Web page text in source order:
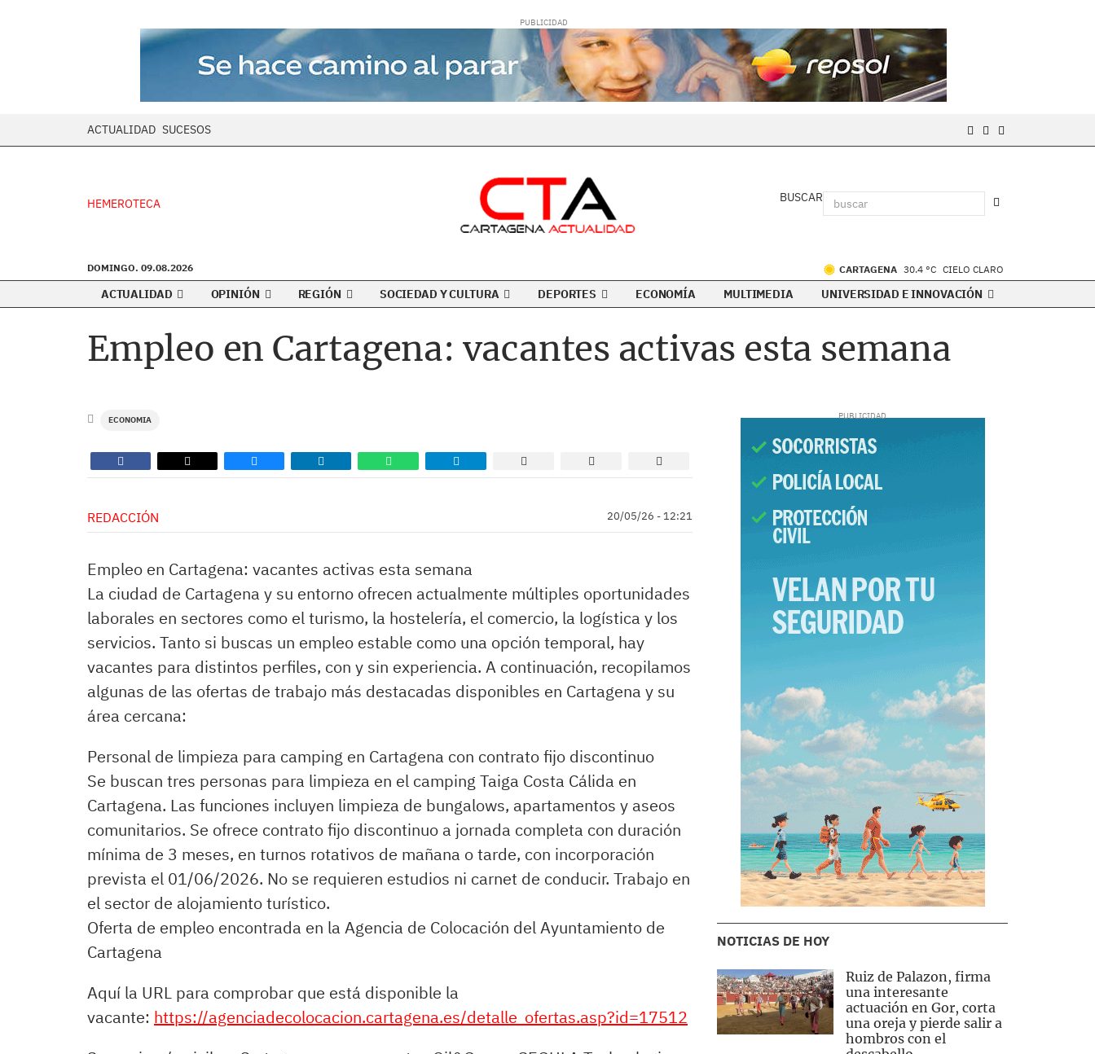
ACTUALIDAD SUCESOS
HEMEROTECA BUSCAR
DOMINGO. 09.08.2026 CARTAGENA 30.4 °C CIELO CLARO
ACTUALIDAD OPINIÓN REGIÓN SOCIEDAD Y CULTURA DEPORTES ECONOMÍA MULTIMEDIA UNIVERSIDAD E INNOVACIÓN
Empleo en Cartagena: vacantes activas esta semana
ECONOMIA
REDACCIÓN 20/05/26 - 12:21
Empleo en Cartagena: vacantes activas esta semana
La ciudad de Cartagena y su entorno ofrecen actualmente múltiples oportunidades
laborales en sectores como el turismo, la hostelería, el comercio, la logística y los
servicios. Tanto si buscas un empleo estable como una opción temporal, hay
vacantes para distintos perfiles, con y sin experiencia. A continuación, recopilamos
algunas de las ofertas de trabajo más destacadas disponibles en Cartagena y su
área cercana:
Personal de limpieza para camping en Cartagena con contrato fijo discontinuo
Se buscan tres personas para limpieza en el camping Taiga Costa Cálida en
Cartagena. Las funciones incluyen limpieza de bungalows, apartamentos y aseos
comunitarios. Se ofrece contrato fijo discontinuo a jornada completa con duración
mínima de 3 meses, en turnos rotativos de mañana o tarde, con incorporación
prevista el 01/06/2026. No se requieren estudios ni carnet de conducir. Trabajo en
el sector de alojamiento turístico.
Oferta de empleo encontrada en la Agencia de Colocación del Ayuntamiento de
Cartagena
Aquí la URL para comprobar que está disponible la
vacante: https://agenciadecolocacion.cartagena.es/detalle_ofertas.asp?id=17512
NOTICIAS DE HOY
Ruiz de Palazon, firma
una interesante
actuación en Gor, corta
una oreja y pierde salir a
hombros con el